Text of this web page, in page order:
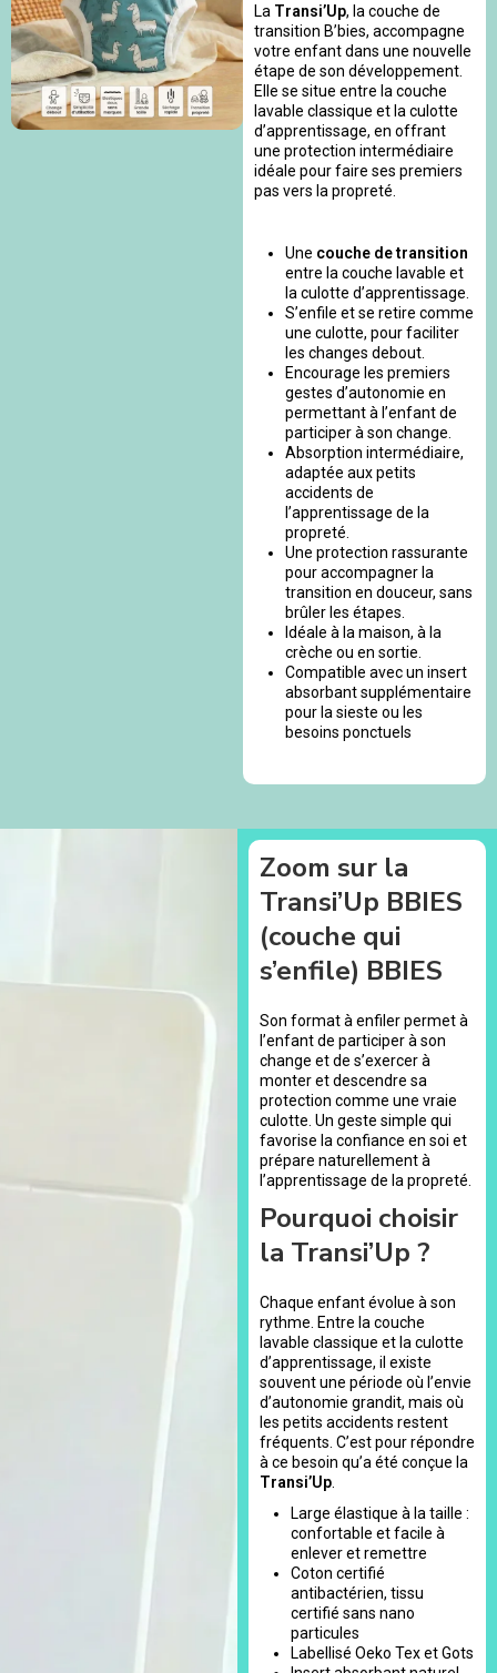
La Transi’Up, la couche de
transition B’bies, accompagne
votre enfant dans une nouvelle
étape de son développement.
Elle se situe entre la couche
lavable classique et la culotte
d’apprentissage, en offrant
une protection intermédiaire
idéale pour faire ses premiers
pas vers la propreté.
Une couche de transition
entre la couche lavable et
la culotte d’apprentissage.
S’enfile et se retire comme
une culotte, pour faciliter
les changes debout.
Encourage les premiers
gestes d’autonomie en
permettant à l’enfant de
participer à son change.
Absorption intermédiaire,
adaptée aux petits
accidents de
l’apprentissage de la
propreté.
Une protection rassurante
pour accompagner la
transition en douceur, sans
brûler les étapes.
Idéale à la maison, à la
crèche ou en sortie.
Compatible avec un insert
absorbant supplémentaire
pour la sieste ou les
besoins ponctuels
Zoom sur la
Transi’Up BBIES
(couche qui
s’enfile) BBIES
Son format à enfiler permet à
l’enfant de participer à son
change et de s’exercer à
monter et descendre sa
protection comme une vraie
culotte. Un geste simple qui
favorise la confiance en soi et
prépare naturellement à
l’apprentissage de la propreté.
Pourquoi choisir
la Transi’Up ?
Chaque enfant évolue à son
rythme. Entre la couche
lavable classique et la culotte
d’apprentissage, il existe
souvent une période où l’envie
d’autonomie grandit, mais où
les petits accidents restent
fréquents. C’est pour répondre
à ce besoin qu’a été conçue la
Transi’Up
Large élastique à la taille :
confortable et facile à
enlever et remettre
Coton certifié
antibactérien, tissu
certifié sans nano
particules
Labellisé Oeko Tex et Gots